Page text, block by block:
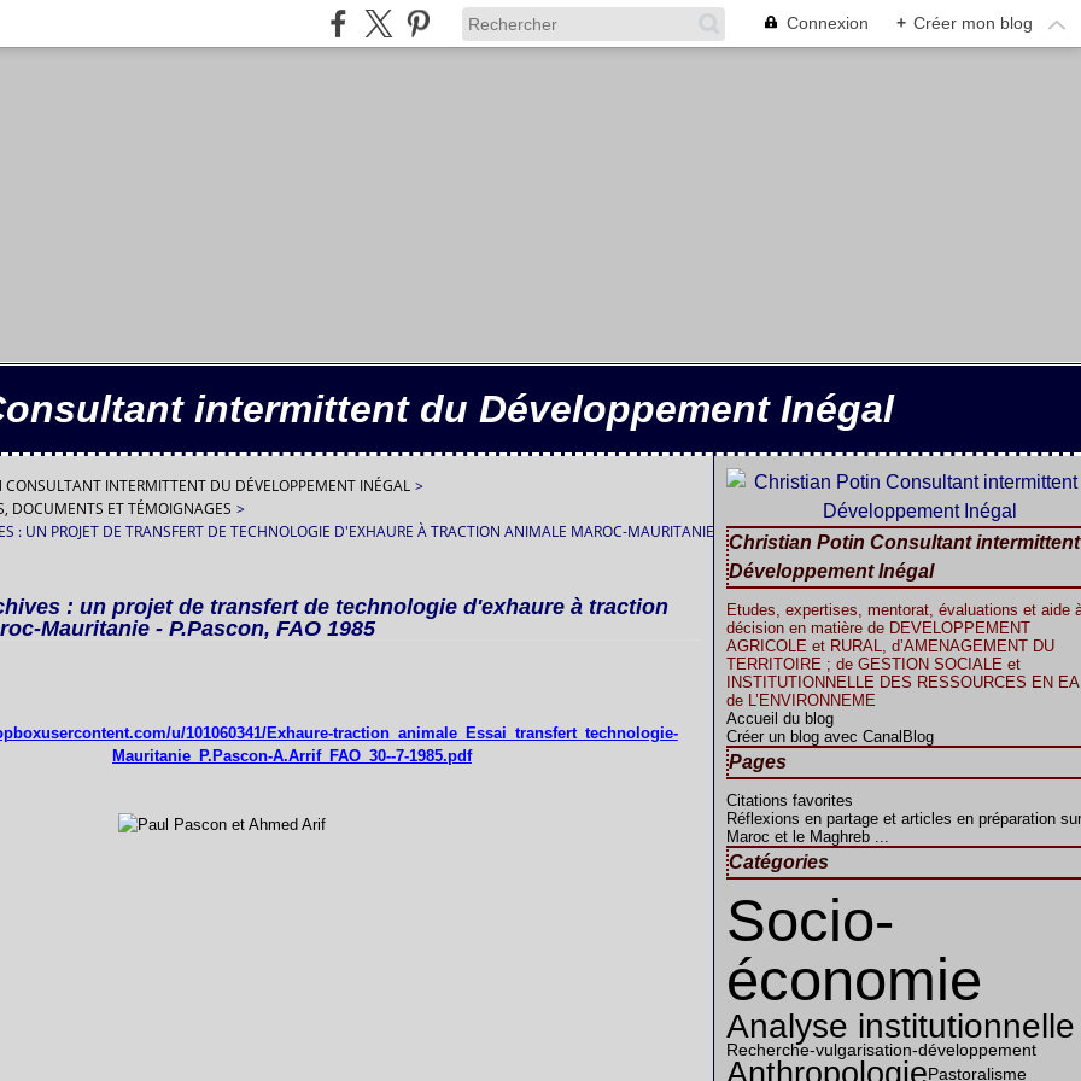
Connexion + Créer mon blog
intermittent du Développement Inégal
CONSULTANT INTERMITTENT DU DÉVELOPPEMENT INÉGAL >
DOCUMENTS ET TÉMOIGNAGES >
: UN PROJET DE TRANSFERT DE TECHNOLOGIE D'EXHAURE À TRACTION ANIMALE MAROC-MAURITANIE - P.PASCON, FAO 1985
: un projet de transfert de technologie d'exhaure à traction
Mauritanie - P.Pascon, FAO 1985
u/101060341/Exhaure-traction_animale_Essai_transfert_technologie-
Mauritanie_P.Pascon-A.Arrif_FAO_30--7-1985.pdf
Christian Potin Consultant
Développement Inégal
Etudes, expertises, mentorat, évaluations et aide
décision en matière de DEVELOPPEMENT
AGRICOLE et RURAL, d’AMENAGEMENT DU
TERRITOIRE ; de GESTION SOCIALE et
INSTITUTIONNELLE DES RESSOURCES EN
de L’ENVIRONNEME
Accueil du blog
Créer un blog avec CanalBlog
Pages
Citations favorites
Réflexions en partage et articles en préparation
Maroc et le Maghreb ...
Catégories
Socio-
économie
Analyse institutionnelle
Recherche-vulgarisation-développement
AnthropologiePastoralisme